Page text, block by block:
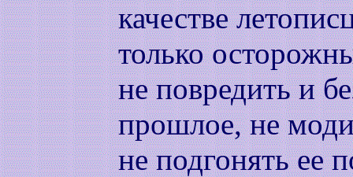
качестве
только
не повредить и
прошлое, не
не подгонять ее